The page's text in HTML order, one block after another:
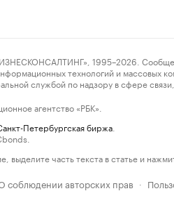
1995–2026. Сообщения
технологий и массовых
службой по надзору в сфере
агентство «РБК».
Петербургская биржа
выделите часть текста в статье и
соблюдении авторских прав ·